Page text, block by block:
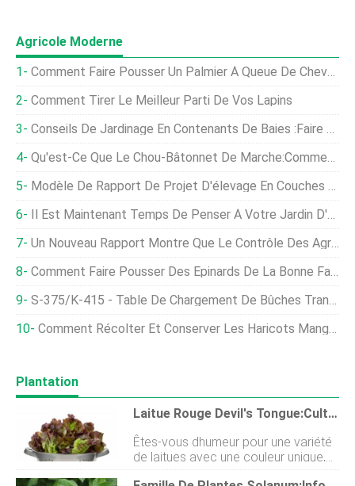
Agricole Moderne
Comment Faire Pousser Un Palmier À Queue De Cheval À L'extérieur
Comment Tirer Le Meilleur Parti De Vos Lapins
Conseils De Jardinage En Contenants De Baies :faire Pousser Des Baies Inhabituelles En Pots
Qu'est-Ce Que Le Chou-Bâtonnet De Marche:Comment Faire Pousser Du Chou-Bâtonnet De Marche
Modèle De Rapport De Projet D'élevage En Couches Pour 500 Oiseaux
Il Est Maintenant Temps De Penser À Votre Jardin D'automne
Un Nouveau Rapport Montre Que Le Contrôle Des Agriculteurs Améliore Les Résultats Environnementaux
Comment Faire Pousser Des Épinards De La Bonne Façon
S-375/K-415 - Table De Chargement De Bûches Transportable
Comment Récolter Et Conserver Les Haricots Mange-Tout
Plantation
Laitue Rouge Devil's Tongue:Cultiver Une Plante De Laitue Devil's Tongue
Êtes-vous dhumeur pour une variété
de laitues avec une couleur unique,
forme, et cest délicieux pour